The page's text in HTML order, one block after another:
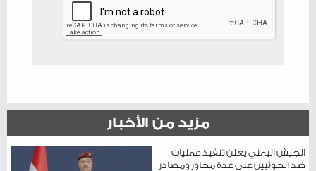
مزيد من الأخبار
الجيش اليمني يعلن تنفيذ عمليات
ضد الحوثيين على عدة محاور ومصادر